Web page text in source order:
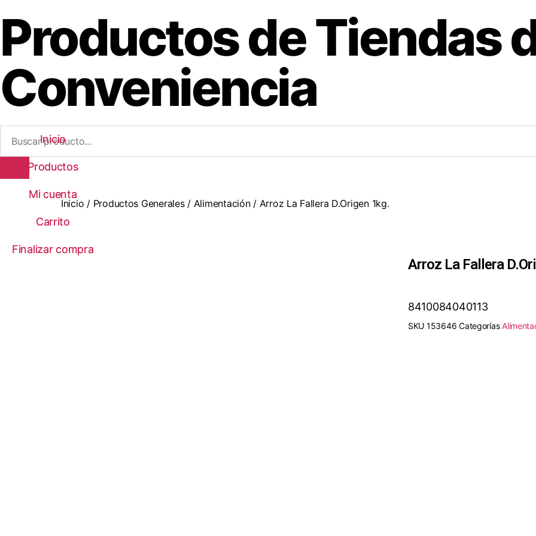
Productos de Tiendas
Conveniencia
Inicio
Productos
Mi cuenta
Carrito
Finalizar compra
Inicio
Productos
Mi cuenta
Carrito
Finalizar compra
Inicio / Productos Generales/ Alimentación/ Arroz La Fallera D.Origen 1kg.
Arroz La Fallera
8410084040113
SKU 153646Categorías